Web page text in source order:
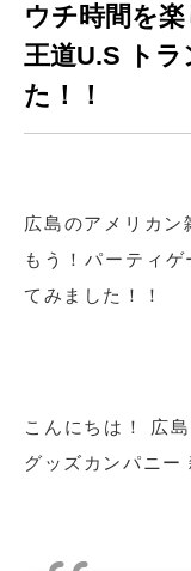
ウチ時間を
王道U.S ト
た！！
広島のアメリカン
もう！パーティ
てみました！！
こんにちは！ 広
グッズカンパニー